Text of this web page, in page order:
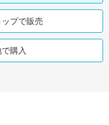
プで販売
購入